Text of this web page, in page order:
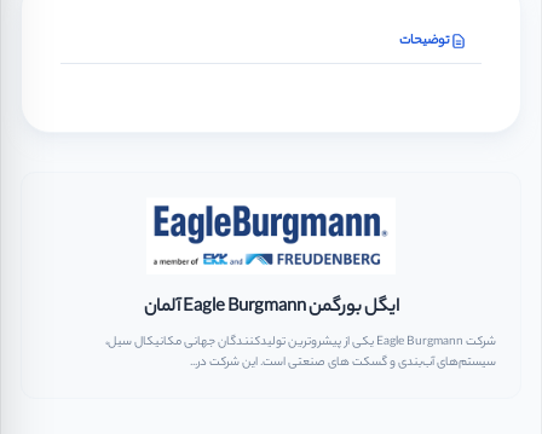
توضیحات
ایگل بورگمن Eagle Burgmann آلمان
شرکت Eagle Burgmann یکی از پیشروترین تولیدکنندگان جهانی مکانیکال سیل،
سیستم‌های آب‌بندی و گسکت ‌های صنعتی است. این شرکت در...